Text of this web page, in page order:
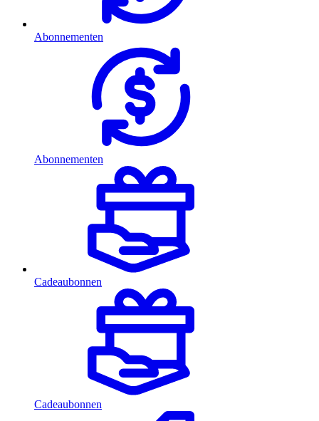
Abonnementen
Abonnementen
Cadeaubonnen
Cadeaubonnen